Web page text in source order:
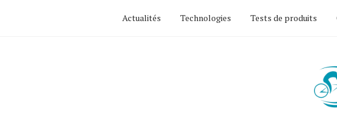
Actualités Technologies Tests de produits